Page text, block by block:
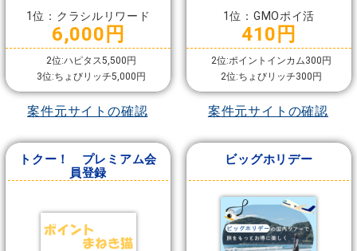
1位：クラシルリワード
6,000円
2位:ハピタス5,500円
3位:ちょびリッチ5,000円
案件元サイトの確認
1位：GMOポイ活
410円
2位:ポイントインカム300円
2位:ちょびリッチ300円
案件元サイトの確認
トクー！ プレミアム会
員登録
ビッグホリデー